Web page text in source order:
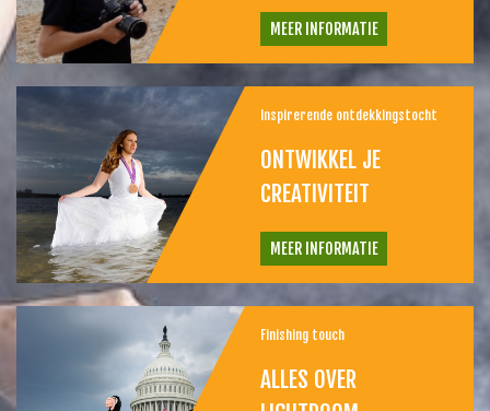
MEER INFORMATIE
Inspirerende ontdekkingstocht
ONTWIKKEL JE
CREATIVITEIT
MEER INFORMATIE
Finishing touch
ALLES OVER